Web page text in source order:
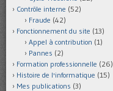
Contrôle interne (52)
Fraude (42)
Fonctionnement du site (13)
Appel à contribution (1)
Pannes (2)
Formation professionnelle (26)
Histoire de l'informatique (15)
Mes publications (3)